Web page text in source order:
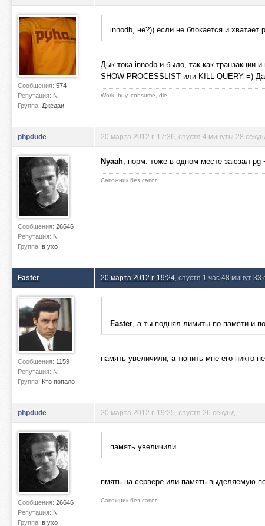
Сообщения: 574
Репутация: N
Группа: Джедаи
innodb, не?)) если не блокается и
Дык тока innodb и было, так как транзакции
SHOW PROCESSLIST или KILL QUERY =)
Work, buy, consume, die
phpdude
Сообщения: 26646
Репутация: N
Группа: в ухо
20 марта 2012 г. 17:36 , спустя 4 минуты 28
Nyaah, норм. тоже в одном месте заюзал pg
Сапожник без сапог
Faster
Сообщения: 1159
Репутация: N
Группа: Кто попало
20 марта 2012 г. 19:24 , спустя 1 час 48 минут 33
Faster, а ты поднял лимиты по памяти и
память увеличили, а тюнить мне его никто
phpdude
Сообщения: 26646
Репутация: N
Группа: в ухо
20 марта 2012 г. 19:25 , спустя 26 секунд
память увеличили
пмять на сервере или память выделяемую
Сапожник без сапог